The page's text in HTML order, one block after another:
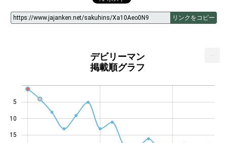
リンクをコピー
デビリーマン
掲載順グラフ
10
15
5
...